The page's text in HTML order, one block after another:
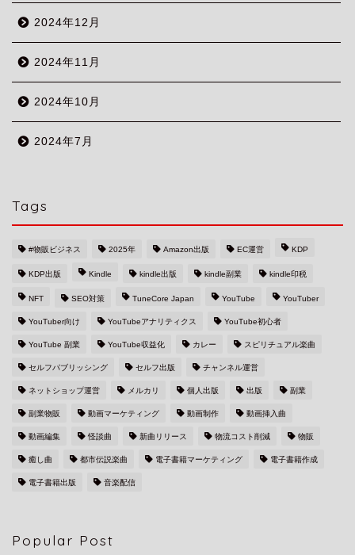
2024年12月
2024年11月
2024年10月
2024年7月
Tags
#物販ビジネス 2025年 Amazon出版 EC運営 KDP
KDP出版 Kindle kindle出版 kindle副業 kindle印税
NFT SEO対策 TuneCore Japan YouTube YouTuber
YouTuber向け YouTubeアナリティクス YouTube初心者
YouTube 副業 YouTube収益化 カレー スピリチュアル楽曲
セルフパブリッシング セルフ出版 チャンネル運営
ネットショップ運営 メルカリ 個人出版 出版 副業
副業物販 動画マーケティング 動画制作 動画挿入曲
動画編集 怪談曲 新曲リリース 物流コスト削減 物販
癒し曲 都市伝説楽曲 電子書籍マーケティング 電子書籍作成
電子書籍出版 音楽配信
Popular Post